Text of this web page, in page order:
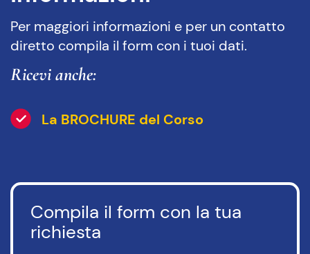
Per maggiori informazioni e per un contatto
diretto compila il form con i tuoi dati.
Ricevi anche:
La BROCHURE del Corso
Compila il form con la tua
richiesta